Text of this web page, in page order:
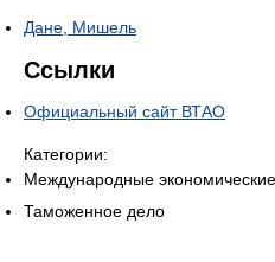
Дане, Мишель
Ссылки
Официальный сайт ВТАО
Категории:
Международные
Таможенное дело